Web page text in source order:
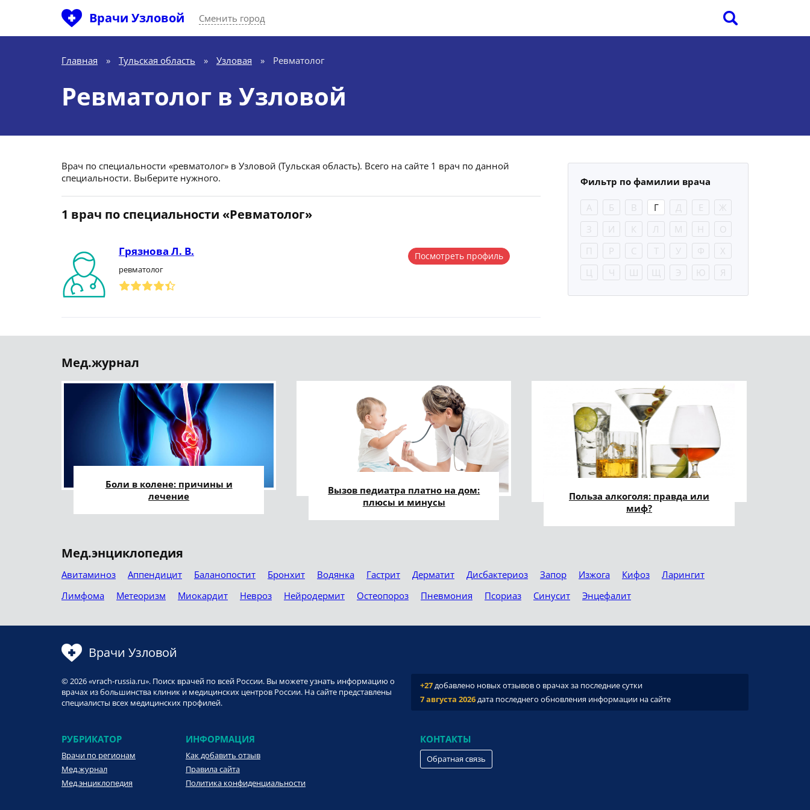
Врачи Узловой Сменить город
Главная » Тульская область » Узловая » Ревматолог
Ревматолог в Узловой
Врач по специальности «ревматолог» в Узловой (Тульская область). Всего на сайте 1 врач по данной
специальности. Выберите нужного.
1 врач по специальности «Ревматолог»
Грязнова Л. В.
ревматолог
Посмотреть профиль
Фильтр по фамилии врача
А Б В Г Д Е
Ж
З
И К Л М Н
О
П
Р С Т У Ф
Х
Ц
Ч Ш Щ Э Ю Я
Мед.журнал
Боли в колене: причины и
лечение
Вызов педиатра платно на дом:
плюсы и минусы
Польза алкоголя: правда или
миф?
Мед.энциклопедия
Авитаминоз Аппендицит Баланопостит Бронхит Водянка Гастрит Дерматит Дисбактериоз Запор Изжога Кифоз
Ларингит
Лимфома
Метеоризм Миокардит Невроз Нейродермит Остеопороз Пневмония Псориаз Синусит Энцефалит
Врачи Узловой
© 2026 «vrach-russia.ru». Поиск врачей по всей России. Вы можете узнать информацию о
врачах из большинства клиник и медицинских центров России. На сайте представлены
специалисты всех медицинских профилей.
+27добавлено новых отзывов о врачах за последние сутки
7 августа 2026дата последнего обновления информации на сайте
РУБРИКАТОР
Врачи по регионам
Мед.журнал
Мед.энциклопедия
ИНФОРМАЦИЯ
Как добавить отзыв
Правила сайта
Политика конфиденциальности
КОНТАКТЫ
Обратная связь